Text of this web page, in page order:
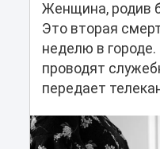
Женщина, родив
Это вторая
неделю в
проводят
передает